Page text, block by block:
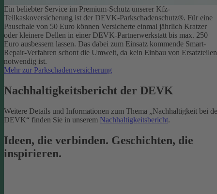
Ein beliebter Service im Premium-Schutz unserer Kfz-
Teilkaskoversicherung ist der DEVK-Parkschadenschutz®. Für eine
Pauschale von 50 Euro können Versicherte einmal jährlich Kratzer
oder kleinere Dellen in einer DEVK-Partnerwerkstatt bis max. 250
Euro ausbessern lassen. Das dabei zum Einsatz kommende Smart-
Repair-Verfahren schont die Umwelt, da kein Einbau von Ersatzteilen
notwendig ist.
Mehr zur Parkschadenversicherung
Nachhaltigkeitsbericht der DEVK
Weitere Details und Informationen zum Thema „Nachhaltigkeit bei
DEVK“ finden Sie in unserem Nachhaltigkeitsbericht.
Ideen, die verbinden. Geschichten, die
inspirieren.